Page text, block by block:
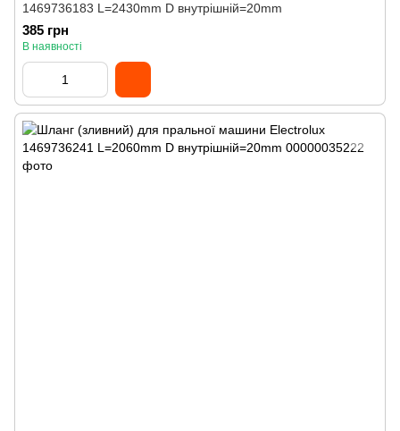
1469736183 L=2430mm D внутрішній=20mm
385 грн
В наявності